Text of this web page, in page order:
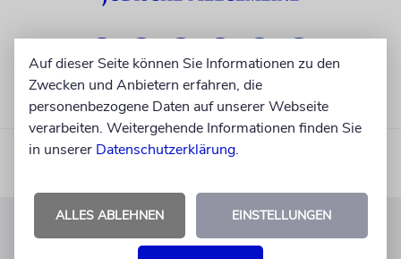
KUNDENSERVICE
Auf dieser Seite können Sie Informationen zu den
Zwecken und Anbietern erfahren, die
personenbezogene Daten auf unserer Webseite
verarbeiten. Weitergehende Informationen finden Sie
in unserer Datenschutzerklärung.
ALLES ABLEHNEN EINSTELLUNGEN